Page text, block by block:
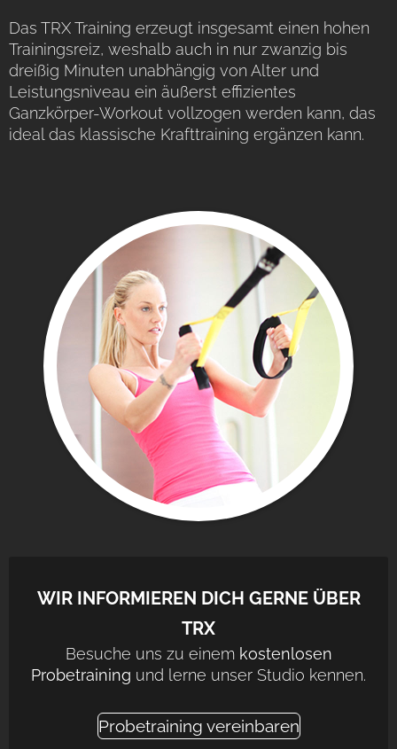
Das TRX Training erzeugt insgesamt einen hohen
Trainingsreiz, weshalb auch in nur zwanzig bis
dreißig Minuten unabhängig von Alter und
Leistungsniveau ein äußerst effizientes
Ganzkörper-Workout vollzogen werden kann, das
ideal das klassische Krafttraining ergänzen kann.
WIR INFORMIEREN DICH GERNE ÜBER
TRX
Besuche uns zu einem kostenlosen
Probetraining und lerne unser Studio kennen.
Probetraining vereinbaren